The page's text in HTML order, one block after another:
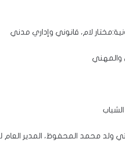
لام، قانوني وإداري مدني
والمهني
ولد محمد المحفوظ، المدير العام